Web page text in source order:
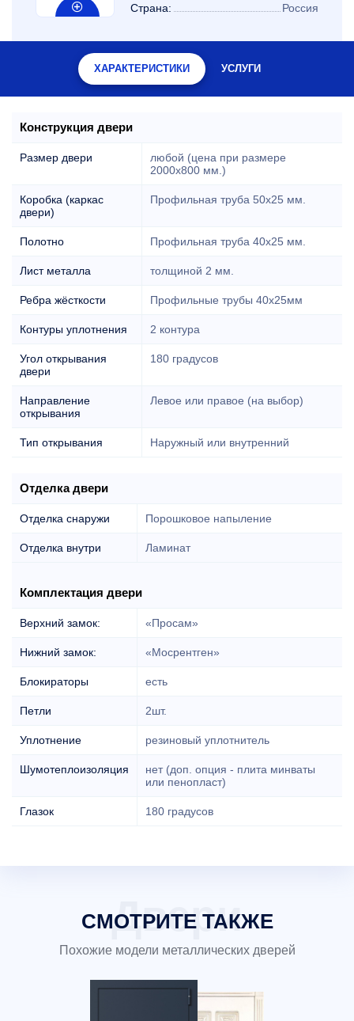
Страна:
Россия
ХАРАКТЕРИСТИКИ УСЛУГИ
Конструкция двери
Размер двери
любой (цена при размере
2000x800 мм.)
Коробка (каркас
двери)
Профильная труба 50х25 мм.
Полотно Профильная труба 40х25 мм.
Лист металла толщиной 2 мм.
Ребра жёсткости Профильные трубы 40х25мм
Контуры уплотнения 2 контура
Угол открывания
двери
180 градусов
Направление
открывания
Левое или правое (на выбор)
Тип открывания Наружный или внутренний
Отделка двери
Отделка снаружи Порошковое напыление
Отделка внутри Ламинат
Комплектация двери
Верхний замок: «Просам»
Нижний замок: «Мосрентген»
Блокираторы есть
Петли 2шт.
Уплотнение резиновый уплотнитель
Шумотеплоизоляция
нет (доп. опция - плита минваты
или пенопласт)
Глазок 180 градусов
СМОТРИТЕ ТАКЖЕ
Похожие модели металлических дверей